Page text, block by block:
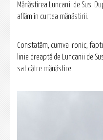
Mănăstirea Luncanii de Sus.
aflăm în curtea mănăstirii.
Constatăm, cumva ironic,
linie dreaptă de Luncanii de
sat către mănăstire.